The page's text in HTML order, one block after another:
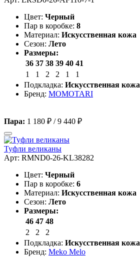
Цвет: Черный
Пар в коробке: 8
Материал: Искусственная кожа
Сезон: Лето
Размеры:
36 37 38 39 40 41
1
1 2 2 1
1
Подкладка: Искусственная кожа
Бренд: MOMOTARI
Пара: 1 180 ₽ /9 440 ₽
Туфли великаны
Арт: RMND0-26-KL38282
Цвет: Черный
Пар в коробке: 6
Материал: Искусственная кожа
Сезон: Лето
Размеры:
46 47 48
2
2
2
Подкладка: Искусственная кожа
Бренд: Meko Melo